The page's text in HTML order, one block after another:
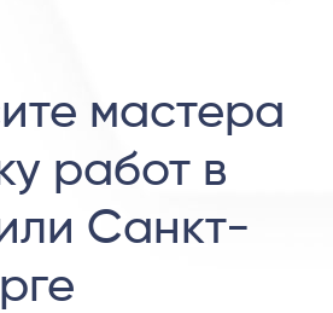
мастера
работ в
Санкт-